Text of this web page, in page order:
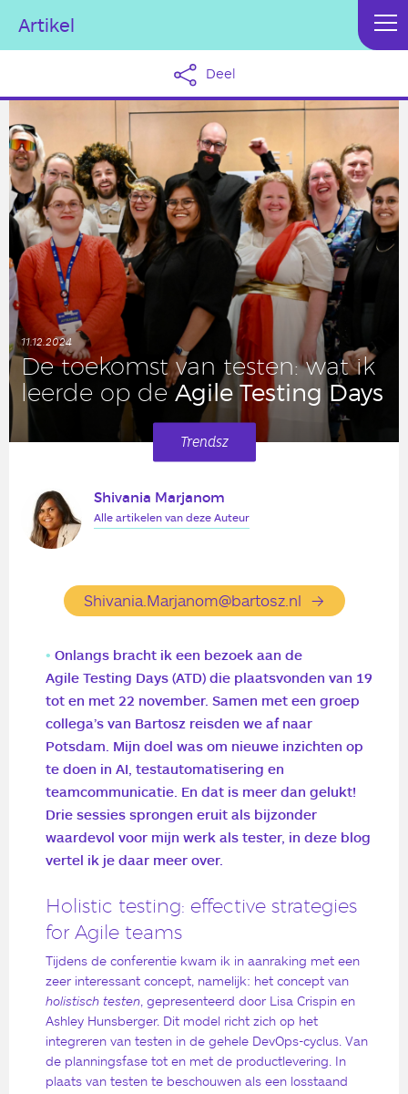
Artikel
Deel
De toe­komst van testen: wat ik
leerde op deAgile Testing Days
11.12.2024
Trendsz
Onlangs bracht ik een bezoek aan de
Agile Testing Days (ATD) die plaatsvonden van 19
tot en met 22 november. Samen met een groep
collega’s van Bartosz reisden we af naar
Potsdam. Mijn doel was om nieuwe inzichten op
te doen in AI, testautomatisering en
teamcommunicatie. En dat is meer dan gelukt!
Drie sessies sprongen eruit als bijzonder
waardevol voor mijn werk als tester, in deze blog
vertel ik je daar meer over.
Holistic testing: effective strategies
for Agile teams
Tijdens de conferentie kwam ik in aanraking met een
zeer interessant concept, namelijk: het concept van
holistisch testen , gepresenteerd door Lisa Crispin en
Ashley Hunsberger. Dit model richt zich op het
integreren van testen in de gehele DevOps-cyclus. Van
de planningsfase tot en met de productlevering. In
plaats van testen te beschouwen als een losstaand
Shivania Marjanom
Alle artikelen van deze Auteur
Shivania.Marjanom@bartosz.nl